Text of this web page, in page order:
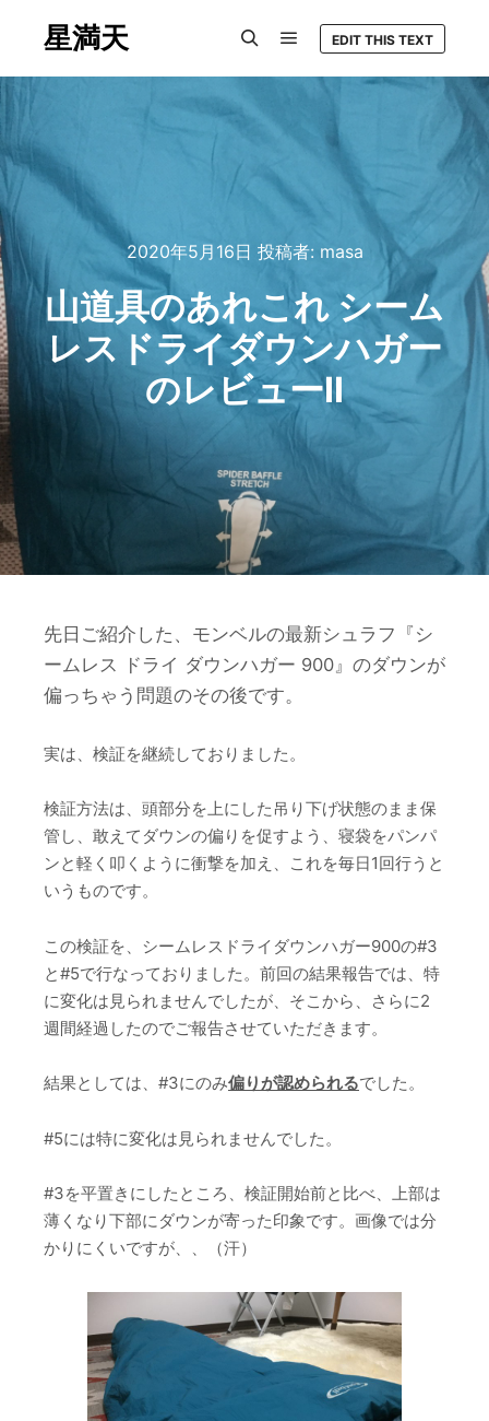
星満天 EDIT THIS TEXT
2020年5月16日 投稿者: masa
山道具のあれこれ シーム
レスドライダウンハガー
のレビューⅡ
先日ご紹介した、モンベルの最新シュラフ『シ
ームレス ドライ ダウンハガー 900』のダウンが
偏っちゃう問題のその後です。
実は、検証を継続しておりました。
検証方法は、頭部分を上にした吊り下げ状態のまま保
管し、敢えてダウンの偏りを促すよう、寝袋をパンパ
ンと軽く叩くように衝撃を加え、これを毎日1回行うと
いうものです。
この検証を、シームレスドライダウンハガー900の#3
と#5で行なっておりました。前回の結果報告では、特
に変化は見られませんでしたが、そこから、さらに2
週間経過したのでご報告させていただきます。
結果としては、#3にのみ偏りが認められるでした。
#5には特に変化は見られませんでした 。
#3を平置きにしたところ、検証開始前と比べ、上部は
薄くなり下部にダウンが寄った印象です。画像では分
かりにくいですが、、（汗）